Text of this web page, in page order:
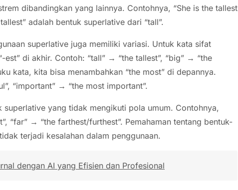
dibandingkan yang lainnya. Contohnya, “She is the tallest
adalah bentuk superlative dari “tall”.
superlative juga memiliki variasi. Untuk kata sifat
di akhir. Contoh: “tall” → “the tallest”, “big” → “the
kata, kita bisa menambahkan “the most” di depannya.
“important” → “the most important”.
yang tidak mengikuti pola umum. Contohnya,
“far” → “the farthest/furthest”. Pemahaman tentang bentuk-
terjadi kesalahan dalam penggunaan.
dengan AI yang Efisien dan Profesional